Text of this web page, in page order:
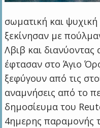
σωματική και ψυχική
ξεκίνησαν με
Λβιβ και
έφτασαν στο Άγιο
ξεφύγουν από τις
αναμνήσεις από το
δημοσίευμα του
4ημερης παραμονής